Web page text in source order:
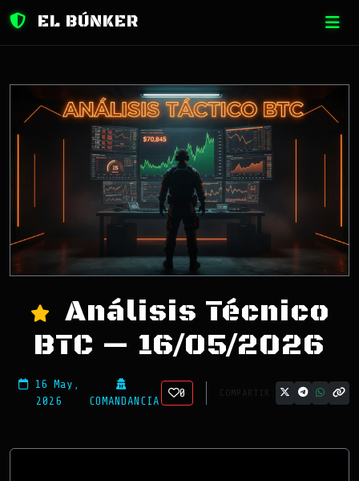
EL BÚNKER
Análisis Técnico
BTC — 16/05/2026
16 May,
2026
COMANDANCIA
0 COMPARTIR: